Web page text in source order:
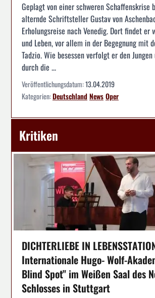
Geplagt von einer schweren Schaffenskrise
alternde Schriftsteller Gustav von
Erholungsreise nach Venedig. Dort findet er
und Leben, vor allem in der Begegnung mit
Tadzio. Wie besessen verfolgt er den
durch die ...
Veröffentlichungsdatum:13.04.2019
Kategorien:DeutschlandNewsOper
Kritiken
DICHTERLIEBE IN
Internationale Hugo- Wolf-
Blind Spot" im Weißen Saal des
Schlosses in Stuttgart